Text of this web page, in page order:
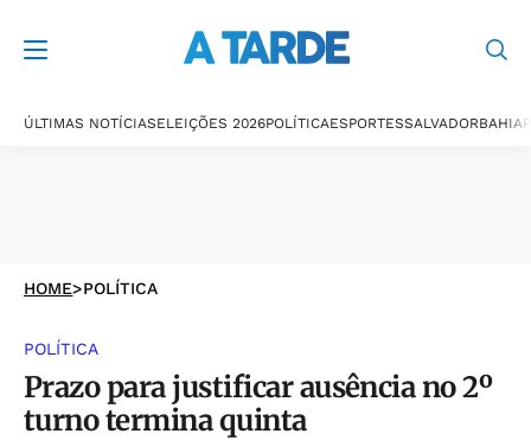
ÚLTIMAS NOTÍCIASELEIÇÕES 2026POLÍTICAESPORTESSALVADORBAHIA
HOME>POLÍTICA
POLÍTICA
Prazo para justificar ausência no 2º
turno termina quinta